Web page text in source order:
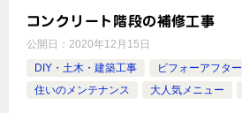
コンクリート階段の補修工事
公開日： 2020年12月15日
DIY・土木・建築工事
ビフォーアフター
住いのメンテナンス
大人気メニュー